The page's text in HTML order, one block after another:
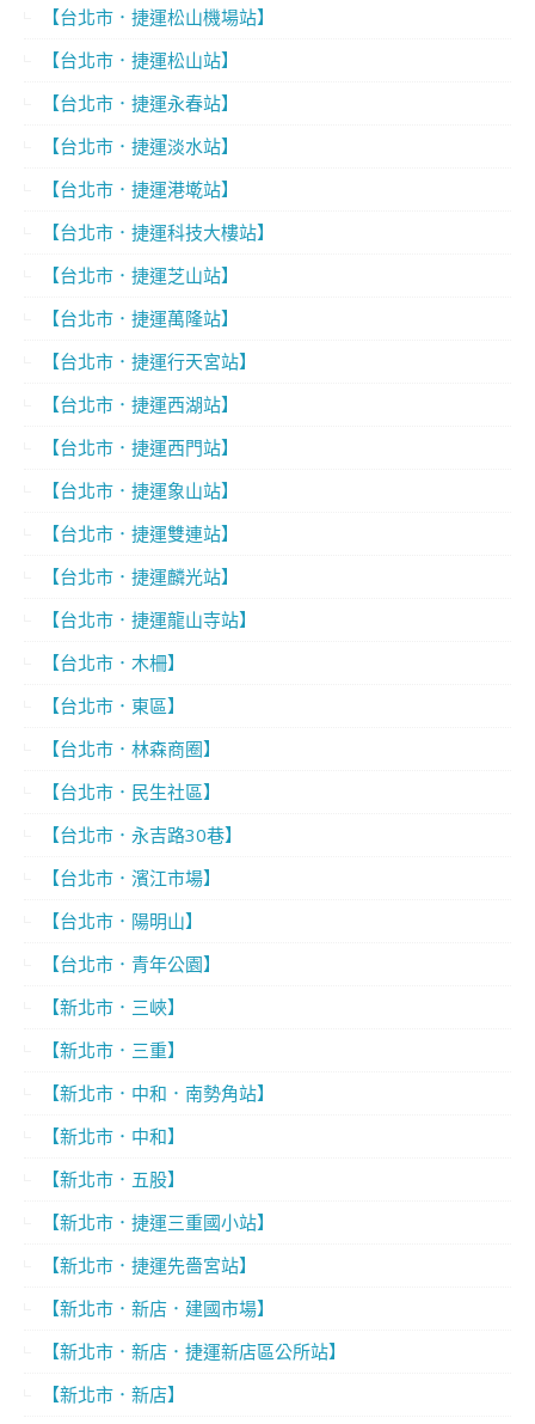
【台北市．捷運松山機場站】
【台北市．捷運松山站】
【台北市．捷運永春站】
【台北市．捷運淡水站】
【台北市．捷運港墘站】
【台北市．捷運科技大樓站】
【台北市．捷運芝山站】
【台北市．捷運萬隆站】
【台北市．捷運行天宮站】
【台北市．捷運西湖站】
【台北市．捷運西門站】
【台北市．捷運象山站】
【台北市．捷運雙連站】
【台北市．捷運麟光站】
【台北市．捷運龍山寺站】
【台北市．木柵】
【台北市．東區】
【台北市．林森商圈】
【台北市．民生社區】
【台北市．永吉路30巷】
【台北市．濱江市場】
【台北市．陽明山】
【台北市．青年公園】
【新北市．三峽】
【新北市．三重】
【新北市．中和．南勢角站】
【新北市．中和】
【新北市．五股】
【新北市．捷運三重國小站】
【新北市．捷運先嗇宮站】
【新北市．新店．建國市場】
【新北市．新店．捷運新店區公所站】
【新北市．新店】